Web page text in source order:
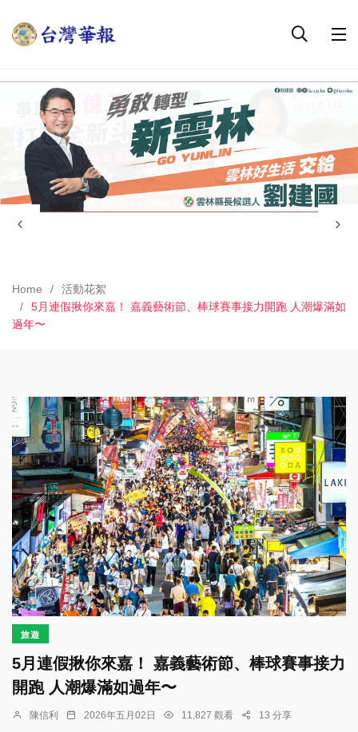
Home
活動花絮
5月連假揪你來嘉！ 嘉義藝術節、棒球賽事接力開跑 人潮爆滿如
過年〜
旅遊
5月連假揪你來嘉！ 嘉義藝術節、棒球賽事接力
開跑 人潮爆滿如過年〜
陳信利 2026年五月02日 11,827 觀看 13 分享